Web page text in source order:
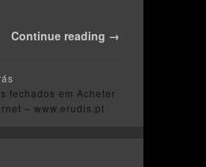
Continue reading →
fechados em Acheter
– www.erudis.pt